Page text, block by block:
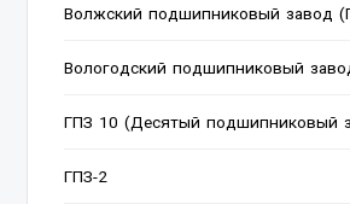
Волжский подшипниковый завод
Вологодский подшипниковый
ГПЗ 10 (Десятый подшипниковый
ГПЗ-2